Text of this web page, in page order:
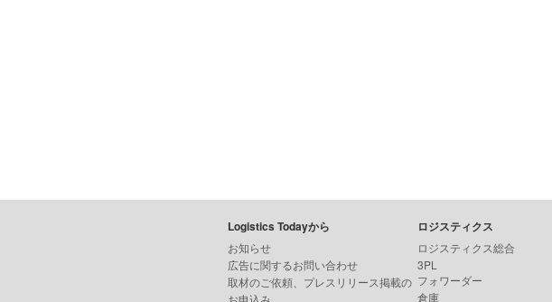
Logistics Todayから
お知らせ
広告に関するお問い合わせ
取材のご依頼、プレスリリース掲載の
ロジスティクス
ロジスティクス総合
3PL
フォワーダー
倉庫